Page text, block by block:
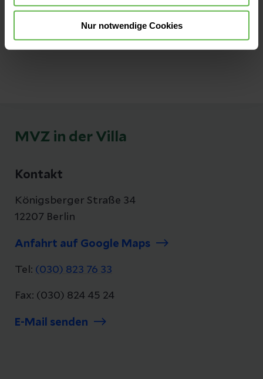
Nur notwendige Cookies
Tel: (030) 823 76 33
(030) 824 45 24
E-Mail senden
MVZ in der Villa
Kontakt
Königsberger Straße 34
12207 Berlin
Anfahrt auf Google Maps
Tel: (030) 823 76 33
Fax: (030) 824 45 24
E-Mail senden